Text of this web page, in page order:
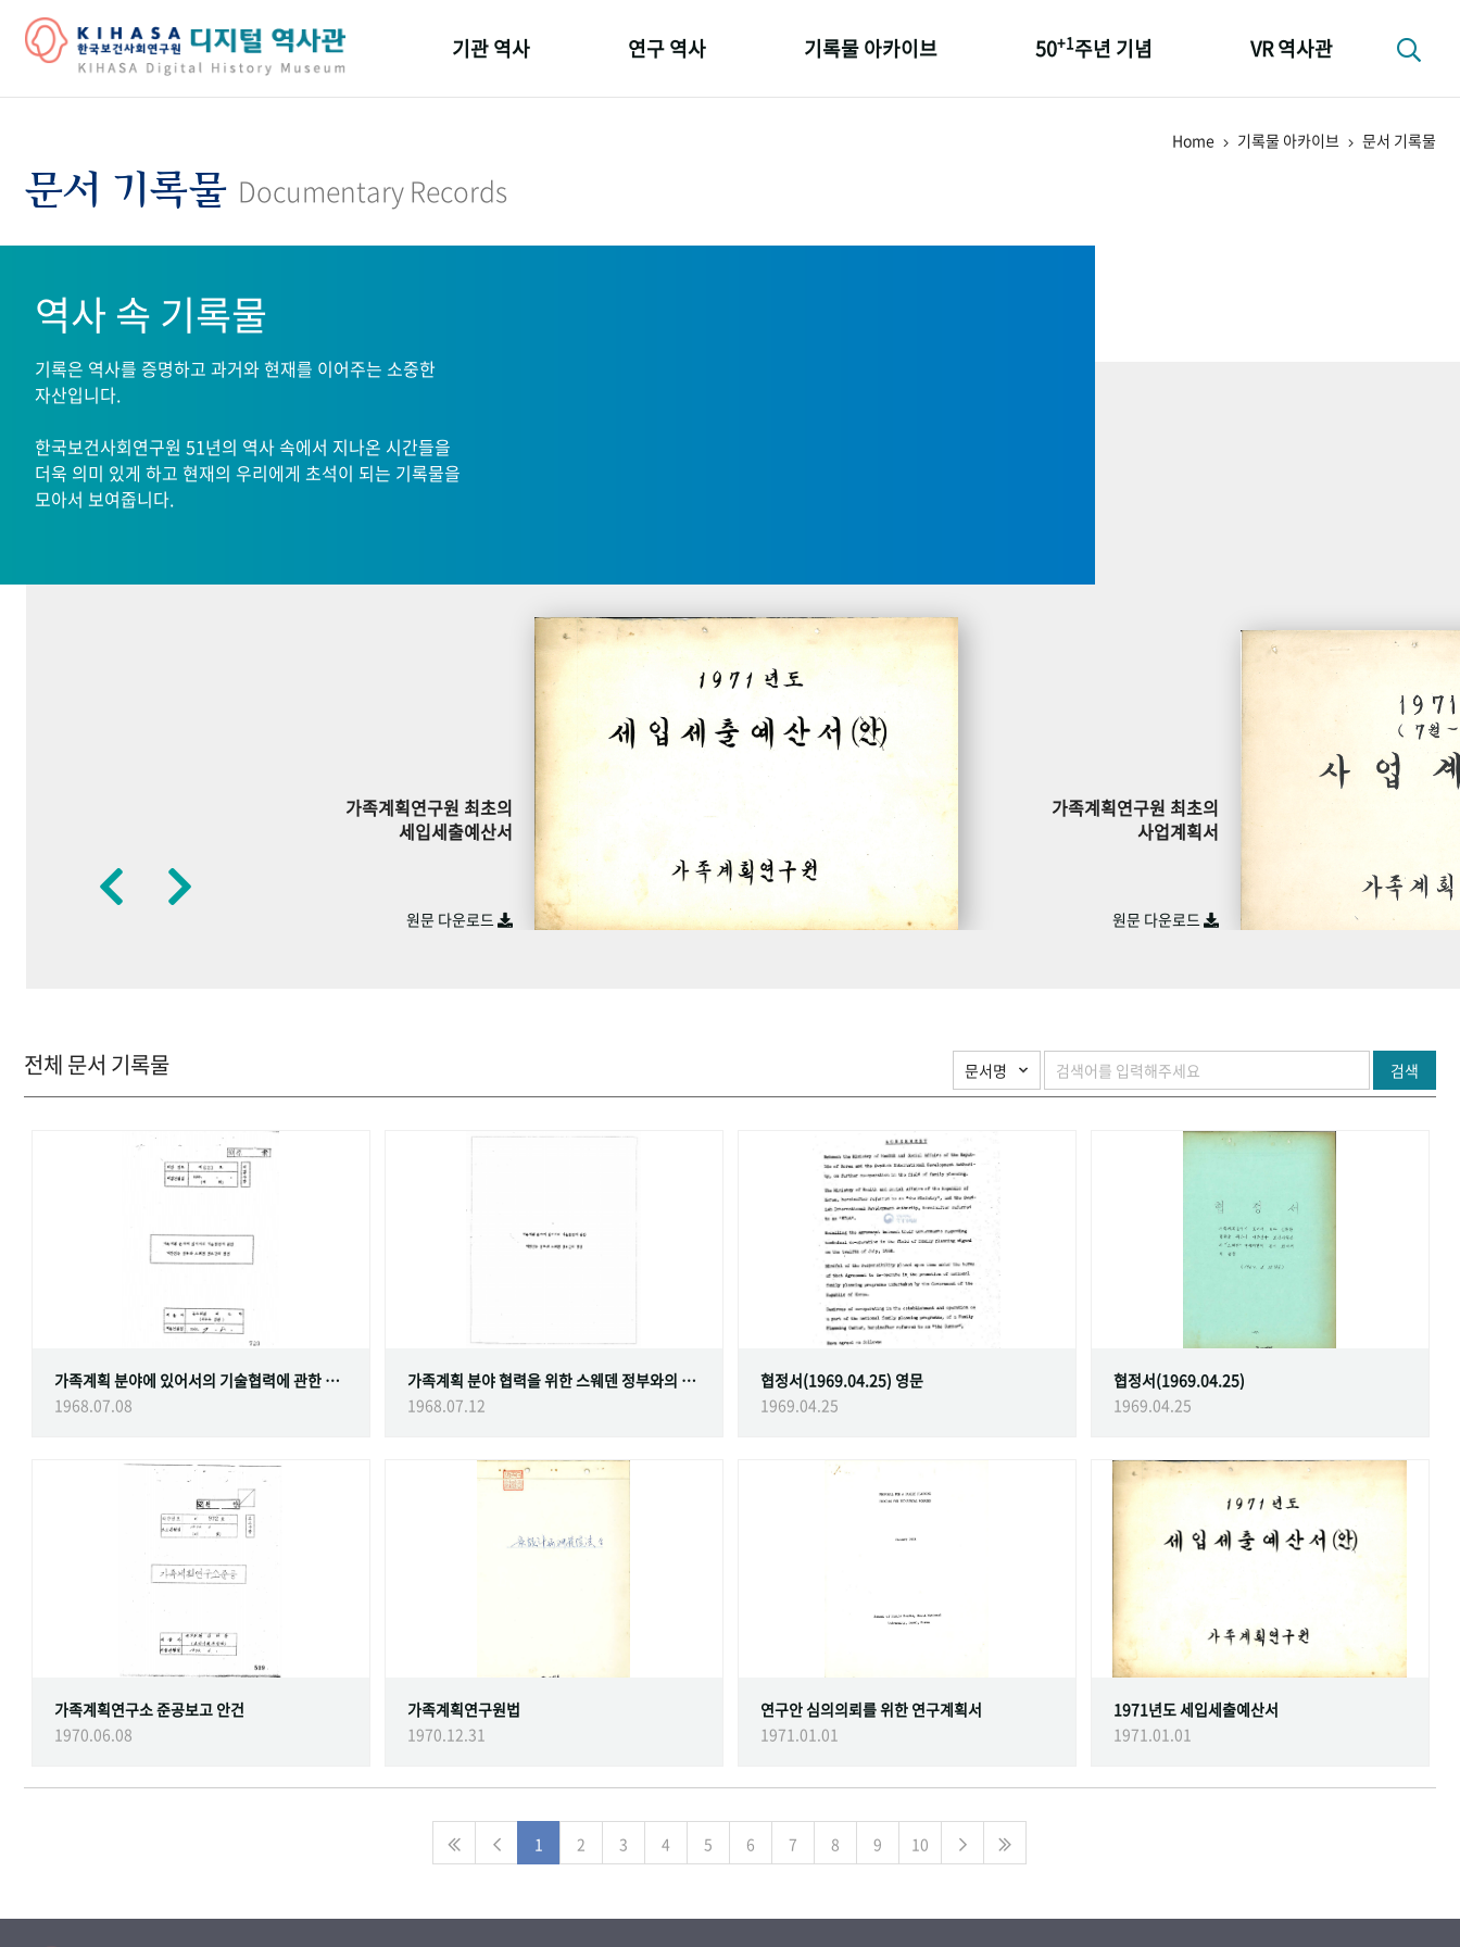
기관 역사
기관 변천사
연구 역사 기록물 아카이브 50+1주년 기념 VR 역사관
Home 기록물 아카이브 문서 기록물
문서 기록물 Documentary Records
역사 속 기록물
기록은 역사를 증명하고 과거와 현재를 이어주는 소중한
자산입니다.
한국보건사회연구원 51년의 역사 속에서 지나온 시간들을
더욱 의미 있게 하고 현재의 우리에게 초석이 되는 기록물을
모아서 보여줍니다.
가족계획연구원 최초의
세입세출예산서
원문 다운로드
가족계획연구원 최초의
사업계획서
원문 다운로드
전체 문서 기록물 검색
가족계획 분야에 있어서의 기술협력에 관한 대한민국정부와 스웨덴 정부간의 협정
1968.07.08
가족계획 분야 협력을 위한 스웨덴 정부와의 협정
1968.07.12
협정서(1969.04.25) 영문
1969.04.25
협정서(1969.04.25)
1969.04.25
가족계획연구소 준공보고 안건
1970.06.08
가족계획연구원법
1970.12.31
연구안 심의의뢰를 위한 연구계획서
1971.01.01
1971년도 세입세출예산서
1971.01.01
1 2 3 4 5 6 7 8 9 10